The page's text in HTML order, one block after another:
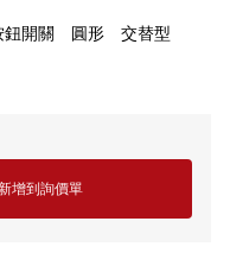
鈕開關 圓形 交替型
增到詢價單